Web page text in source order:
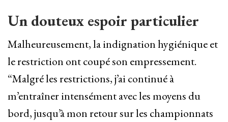
Un douteux espoir particulier
Malheureusement, la indignation hygiénique et
le restriction ont coupé son empressement.
“Malgré les restrictions, j’ai continué à
m’entraîner intensément avec les moyens du
bord, jusqu’à mon retour sur les championnats